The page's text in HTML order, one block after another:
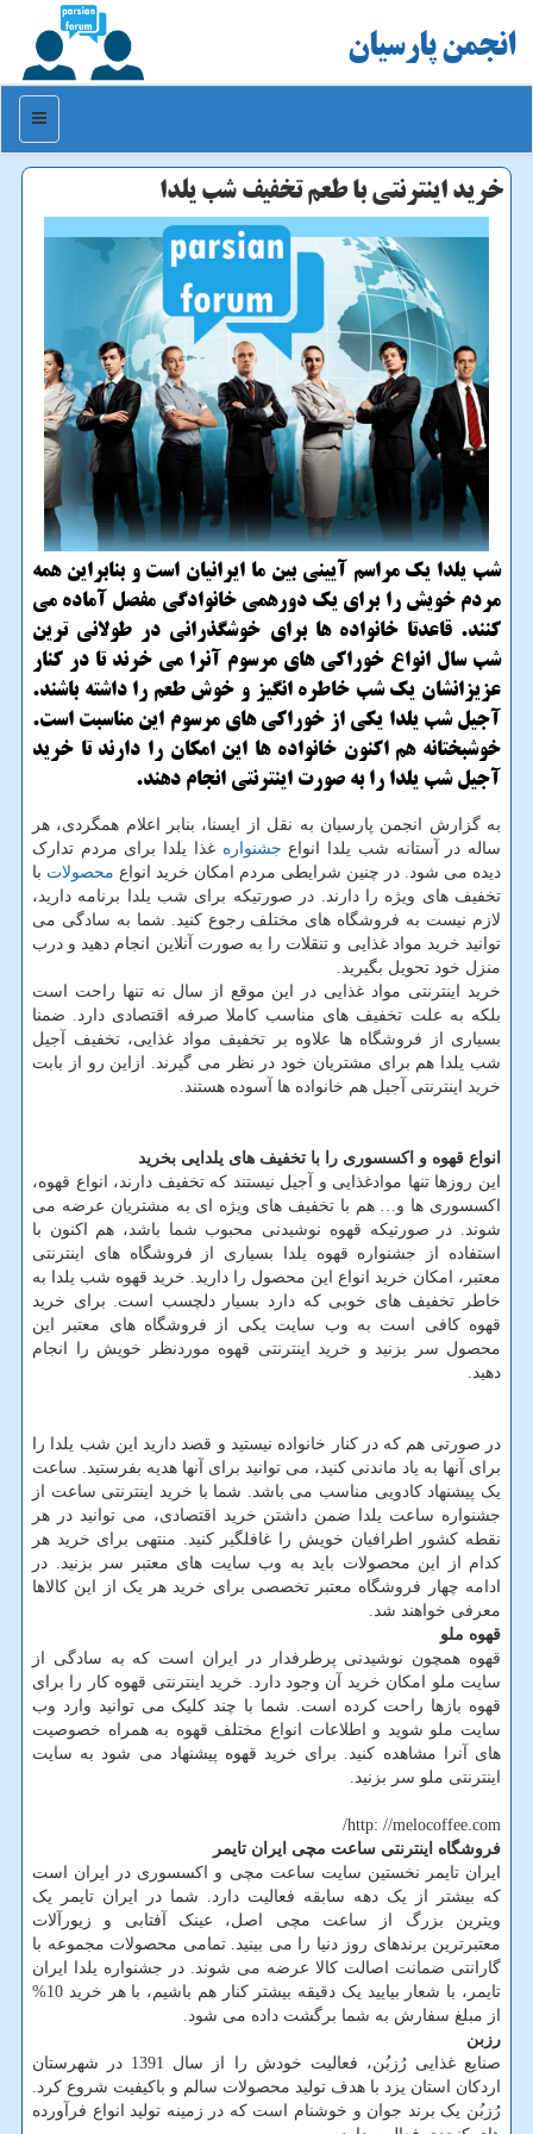
انجمن پارسیان
منو
خرید اینترنتی با طعم تخفیف شب یلدا
شب یلدا یک مراسم آیینی بین ما ایرانیان است و بنابراین همه
مردم خویش را برای یک دورهمی خانوادگی مفصل آماده می
کنند. قاعدتا خانواده ها برای خوشگذرانی در طولانی ترین
شب سال انواع خوراکی های مرسوم آنرا می خرند تا در کنار
عزیزانشان یک شب خاطره انگیز و خوش طعم را داشته باشند.
آجیل شب یلدا یکی از خوراکی های مرسوم این مناسبت است.
خوشبختانه هم اکنون خانواده ها این امکان را دارند تا خرید
آجیل شب یلدا را به صورت اینترنتی انجام دهند.
به گزارش انجمن پارسیان به نقل از ایسنا، بنابر اعلام همگردی، هر
ساله در آستانه شب یلدا انواع جشنواره غذا یلدا برای مردم تدارک
دیده می شود. در چنین شرایطی مردم امکان خرید انواع محصولات با
تخفیف های ویژه را دارند. در صورتیکه برای شب یلدا برنامه دارید،
لازم نیست به فروشگاه های مختلف رجوع کنید. شما به سادگی می
توانید خرید مواد غذایی و تنقلات را به صورت آنلاین انجام دهید و درب
منزل خود تحویل بگیرید.
خرید اینترنتی مواد غذایی در این موقع از سال نه تنها راحت است
بلکه به علت تخفیف های مناسب کاملا صرفه اقتصادی دارد. ضمنا
بسیاری از فروشگاه ها علاوه بر تخفیف مواد غذایی، تخفیف آجیل
شب یلدا هم برای مشتریان خود در نظر می گیرند. ازاین رو از بابت
خرید اینترنتی آجیل هم خانواده ها آسوده هستند.
انواع قهوه و اکسسوری را با تخفیف های یلدایی بخرید
این روزها تنها موادغذایی و آجیل نیستند که تخفیف دارند، انواع قهوه،
اکسسوری ها و… هم با تخفیف های ویژه ای به مشتریان عرضه می
شوند. در صورتیکه قهوه نوشیدنی محبوب شما باشد، هم اکنون با
استفاده از جشنواره قهوه یلدا بسیاری از فروشگاه های اینترنتی
معتبر، امکان خرید انواع این محصول را دارید. خرید قهوه شب یلدا به
خاطر تخفیف های خوبی که دارد بسیار دلچسب است. برای خرید
قهوه کافی است به وب سایت یکی از فروشگاه های معتبر این
محصول سر بزنید و خرید اینترنتی قهوه موردنظر خویش را انجام
دهید.
در صورتی هم که در کنار خانواده نیستید و قصد دارید این شب یلدا را
برای آنها به یاد ماندنی کنید، می توانید برای آنها هدیه بفرستید. ساعت
یک پیشنهاد کادویی مناسب می باشد. شما با خرید اینترنتی ساعت از
جشنواره ساعت یلدا ضمن داشتن خرید اقتصادی، می توانید در هر
نقطه کشور اطرافیان خویش را غافلگیر کنید. منتهی برای خرید هر
کدام از این محصولات باید به وب سایت های معتبر سر بزنید. در
ادامه چهار فروشگاه معتبر تخصصی برای خرید هر یک از این کالاها
معرفی خواهند شد.
قهوه ملو
قهوه همچون نوشیدنی پرطرفدار در ایران است که به سادگی از
سایت ملو امکان خرید آن وجود دارد. خرید اینترنتی قهوه کار را برای
قهوه بازها راحت کرده است. شما با چند کلیک می توانید وارد وب
سایت ملو شوید و اطلاعات انواع مختلف قهوه به همراه خصوصیت
های آنرا مشاهده کنید. برای خرید قهوه پیشنهاد می شود به سایت
اینترنتی ملو سر بزنید.
http: //melocoffee.com/
فروشگاه اینترنتی ساعت مچی ایران تایمر
ایران تایمر نخستین سایت ساعت مچی و اکسسوری در ایران است
که بیشتر از یک دهه سابقه فعالیت دارد. شما در ایران تایمر یک
ویترین بزرگ از ساعت مچی اصل، عینک آفتابی و زیورآلات
معتبرترین برندهای روز دنیا را می بینید. تمامی محصولات مجموعه با
گارانتی ضمانت اصالت کالا عرضه می شوند. در جشنواره یلدا ایران
تایمر، با شعار بیایید یک دقیقه بیشتر کنار هم باشیم، با هر خرید 10%
از مبلغ سفارش به شما برگشت داده می شود.
رزبن
صنایع غذایی رُزبُن، فعالیت خودش را از سال 1391 در شهرستان
اردکان استان یزد با هدف تولید محصولات سالم و باکیفیت شروع کرد.
رُزبُن یک برند جوان و خوشنام است که در زمینه تولید انواع فرآورده